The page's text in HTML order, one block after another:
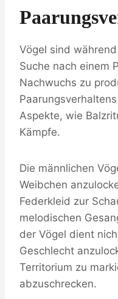
Vögel sind
Suche nach einem
Nachwuchs zu
Aspekte, wie
Kämpfe.
Die männlichen
Weibchen
Federkleid zur
melodischen
der Vögel dient
Geschlecht
Territorium zu
abzuschrecken.